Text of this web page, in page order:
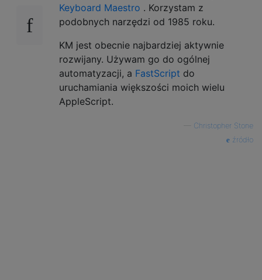
Keyboard Maestro . Korzystam z
podobnych narzędzi od 1985 roku.
KM jest obecnie najbardziej aktywnie
rozwijany. Używam go do ogólnej
automatyzacji, a FastScript do
uruchamiania większości moich wielu
AppleScript.
Christopher Stone
źródło